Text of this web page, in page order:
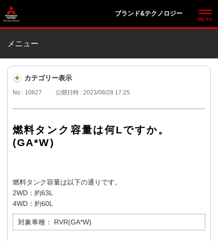
ブランド&テクノロジー
メニュー
カテゴリー表示
No : 10827 公開日時 : 2023/08/28 17:25
燃料タンク容量は何Lですか。
(GA*W)
燃料タンク容量は以下の通りです。
2WD：約63L
4WD：約60L
対象車種： RVR(GA*W)